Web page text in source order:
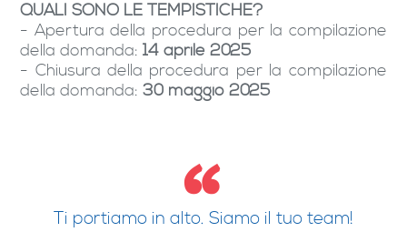
QUALI SONO LE TEMPISTICHE?
- Apertura della procedura per la compilazione
della domanda:14 aprile 2025
- Chiusura della procedura per la compilazione
della domanda:30 maggio 2025
Ti portiamo in alto. Siamo il tuo team!